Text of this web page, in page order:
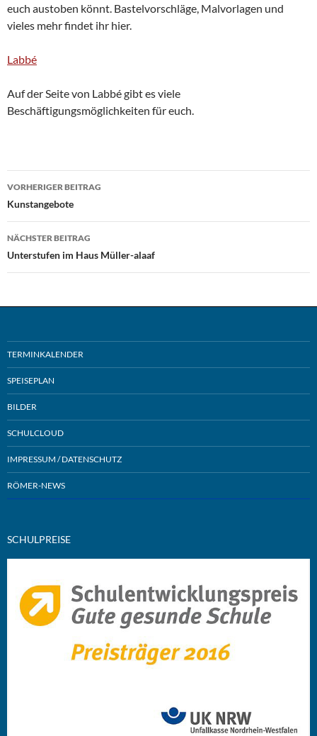
euch austoben könnt. Bastelvorschläge, Malvorlagen und
vieles mehr findet ihr hier.
Labbé
Auf der Seite von Labbé gibt es viele
Beschäftigungsmöglichkeiten für euch.
Beitragsnavigation
VORHERIGER BEITRAG
Kunstangebote
NÄCHSTER BEITRAG
Unterstufen im Haus Müller-alaaf
TERMINKALENDER
SPEISEPLAN
BILDER
SCHULCLOUD
IMPRESSUM / DATENSCHUTZ
RÖMER-NEWS
SCHULPREISE